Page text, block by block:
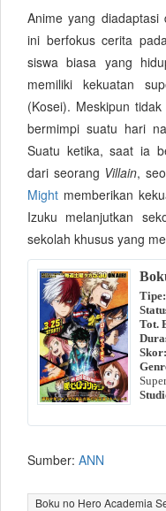
Anime yang
ini berfokus cerita
siswa biasa yang
memiliki kekuatan
(Kosei). Meskipun
bermimpi suatu hari
Suatu ketika, saat ia
dari seorang Villain,
Might memberikan
Izuku melanjutkan
sekolah khusus yang
Sumber: ANN
Boku no Hero Academia